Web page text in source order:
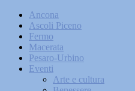
Ancona
Ascoli Piceno
Fermo
Macerata
Pesaro-Urbino
Eventi
Arte e cultura